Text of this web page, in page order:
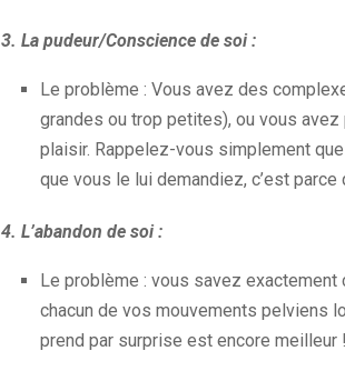
3. La pudeur/Conscience de soi :
Le problème : Vous avez des
grandes ou trop petites), ou vous
plaisir. Rappelez-vous simplement
que vous le lui demandiez, c’est parce
4. L’abandon de soi :
Le problème : vous savez
chacun de vos mouvements pelviens
prend par surprise est encore